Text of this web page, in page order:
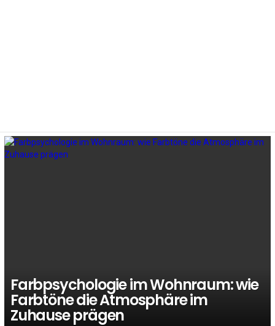
LATEST
Farbpsychologie im Wohnraum: wie
Farbtöne die Atmosphäre im
Zuhause prägen